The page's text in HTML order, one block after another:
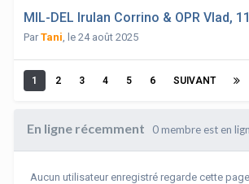
MIL-DEL Irulan Corrino & OPR Vlad,
Par Tani le 24 août 2025
1 2 3 4 5 6 SUIVANT
En ligne récemment 0 membre est en
Aucun utilisateur enregistré regarde cette page.